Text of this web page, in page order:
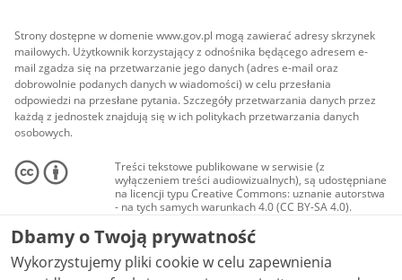
Strony dostępne w domenie www.gov.pl mogą zawierać adresy skrzynek
mailowych. Użytkownik korzystający z odnośnika będącego adresem e-
mail zgadza się na przetwarzanie jego danych (adres e-mail oraz
dobrowolnie podanych danych w wiadomości) w celu przesłania
odpowiedzi na przesłane pytania. Szczegóły przetwarzania danych przez
każdą z jednostek znajdują się w ich politykach przetwarzania danych
osobowych.
Treści tekstowe publikowane w serwisie (z
wyłączeniem treści audiowizualnych), są udostępniane
na licencji typu Creative Commons: uznanie autorstwa
- na tych samych warunkach 4.0 (CC BY-SA 4.0).
Materiały audiowizualne, w tym zdjęcia, materiały
audio i wideo, są udostępniane na licencji typu
Creative Commons: uznanie autorstwa użycie
niekomercyjne - bez utworów zależnych 4.0 (CC BY-
NC-ND 4.0), o ile nie jest to stwierdzone inaczej.
Dbamy o Twoją prywatność
Wykorzystujemy pliki cookie w celu zapewnienia